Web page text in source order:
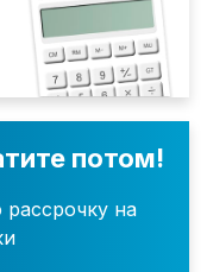
потом!
на